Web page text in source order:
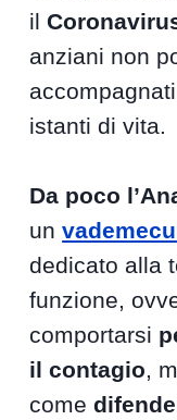
il
anziani non
istanti di vita.
Da poco
un
dedicato alla
funzione,
comportarsi
il contagio,
come